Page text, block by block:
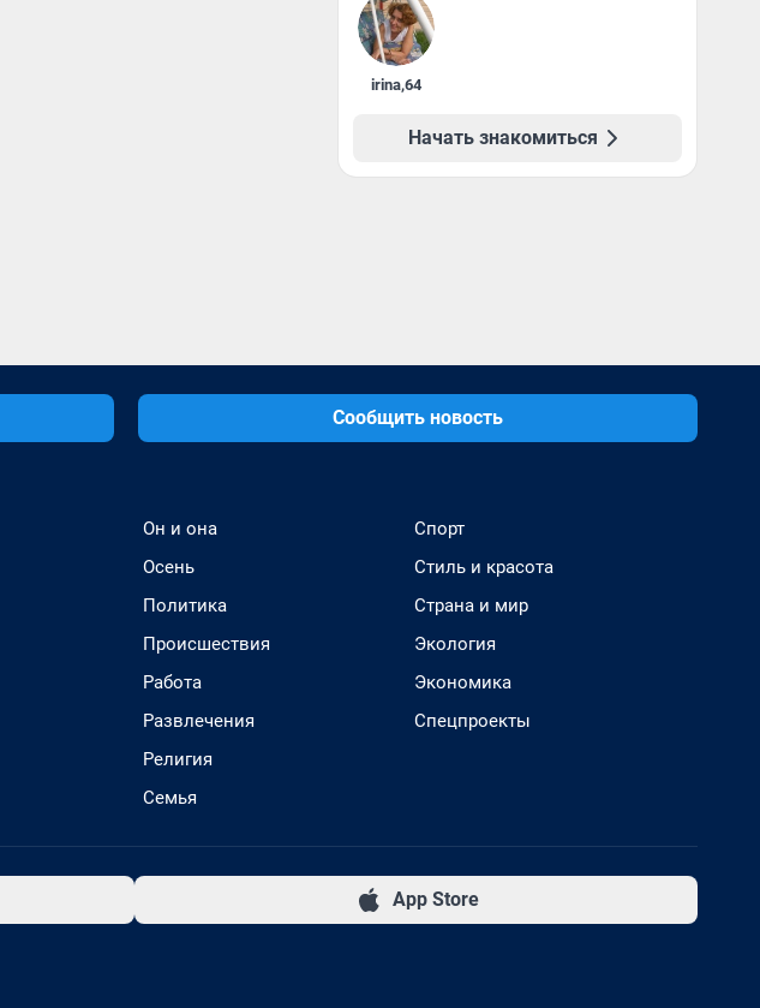
irina,64
Начать знакомиться
Сообщить новость
Он и она
Осень
Политика
Происшествия
Работа
Развлечения
Религия
Семья
Спорт
Стиль и красота
Страна и мир
Экология
Экономика
Спецпроекты
App Store